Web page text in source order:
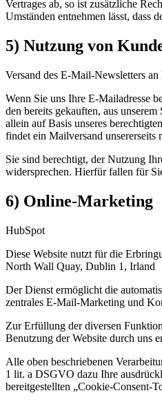
Vertrages ab, so ist zusätzliche
Umständen entnehmen lässt, dass
5) Nutzung von
Versand des E-Mail-Newsletters an
Wenn Sie uns Ihre E-Mailadresse
den bereits gekauften, aus
allein auf Basis unseres
findet ein Mailversand unsererseits
Sie sind berechtigt, der Nutzung
widersprechen. Hierfür fallen für
6) Online-Marketing
HubSpot
Diese Website nutzt für die
North Wall Quay, Dublin 1, Irland
Der Dienst ermöglicht die
zentrales E-Mail-Marketing und
Zur Erfüllung der diversen
Benutzung der Website durch uns
Alle oben beschriebenen
1 lit. a DSGVO dazu Ihre
bereitgestellten „Cookie-Consent-